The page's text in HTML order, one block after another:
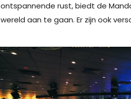
ontspannende rust, biedt de
wereld aan te gaan. Er zijn ook